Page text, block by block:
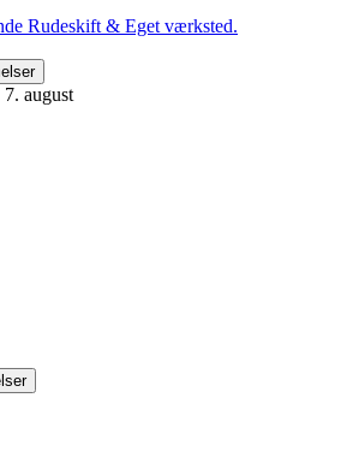
Rudeskift & Eget værksted.
august